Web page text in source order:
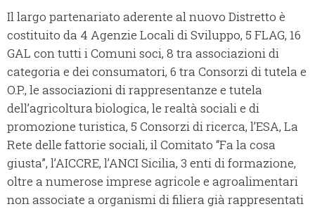
Il largo partenariato aderente al nuovo Distretto è
costituito da 4 Agenzie Locali di Sviluppo, 5 FLAG, 16
GAL con tutti i Comuni soci, 8 tra associazioni di
categoria e dei consumatori, 6 tra Consorzi di tutela e
O.P., le associazioni di rappresentanze e tutela
dell’agricoltura biologica, le realtà sociali e di
promozione turistica, 5 Consorzi di ricerca, l’ESA, La
Rete delle fattorie sociali, il Comitato “Fa la cosa
giusta”, l’AICCRE, l’ANCI Sicilia, 3 enti di formazione,
oltre a numerose imprese agricole e agroalimentari
non associate a organismi di filiera già rappresentati